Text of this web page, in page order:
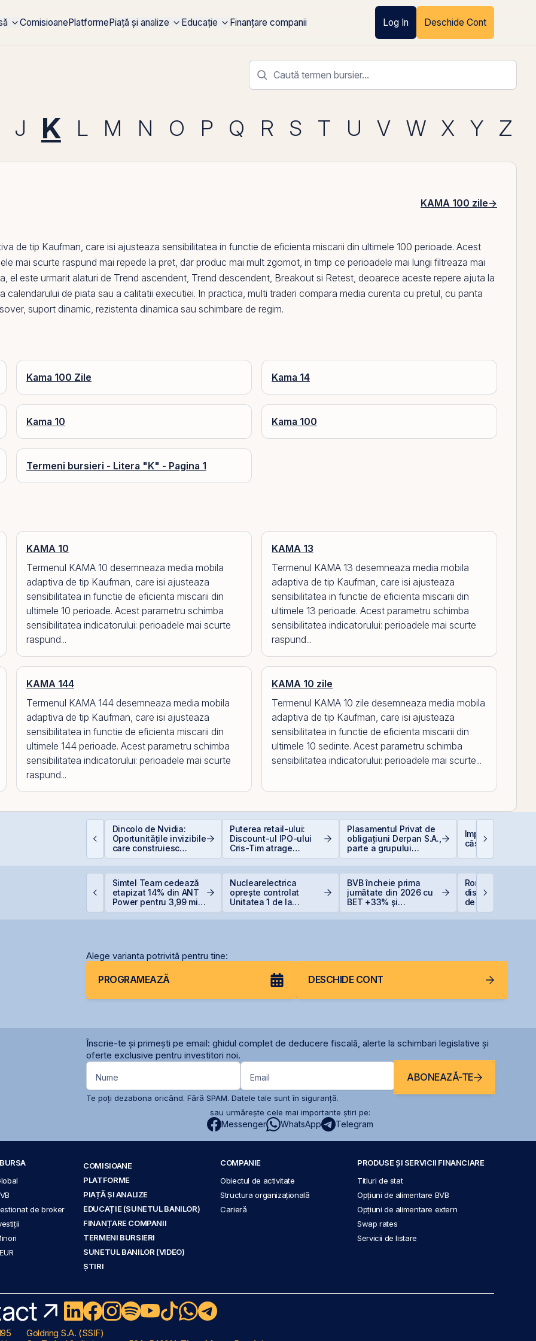
ComisioanePlatformePiață și analize Educație Finanțare companii Log In Deschide Cont
J K L M N O P Q R S T U V W X Y Z
KAMA 100 zile→
de tip Kaufman, care isi ajusteaza sensibilitatea in functie de eficienta miscarii din ultimele 100 perioade. Acest
mai scurte raspund mai repede la pret, dar produc mai mult zgomot, in timp ce perioadele mai lungi filtreaza mai
el este urmarit alaturi de Trend ascendent, Trend descendent, Breakout si Retest, deoarece aceste repere ajuta la
calendarului de piata sau a calitatii executiei. In practica, multi traderi compara media curenta cu pretul, cu panta
suport dinamic, rezistenta dinamica sau schimbare de regim.
Kama 100 Zile Kama 14
Kama 10 Kama 100
Termeni bursieri - Litera "K" - Pagina 1
KAMA 10
Termenul KAMA 10 desemneaza media mobila
adaptiva de tip Kaufman, care isi ajusteaza
sensibilitatea in functie de eficienta miscarii din
ultimele 10 perioade. Acest parametru schimba
sensibilitatea indicatorului: perioadele mai scurte
raspund...
KAMA 13
Termenul KAMA 13 desemneaza media mobila
adaptiva de tip Kaufman, care isi ajusteaza
sensibilitatea in functie de eficienta miscarii din
ultimele 13 perioade. Acest parametru schimba
sensibilitatea indicatorului: perioadele mai scurte
raspund...
KAMA 144
Termenul KAMA 144 desemneaza media mobila
adaptiva de tip Kaufman, care isi ajusteaza
sensibilitatea in functie de eficienta miscarii din
ultimele 144 perioade. Acest parametru schimba
sensibilitatea indicatorului: perioadele mai scurte
raspund...
KAMA 10 zile
Termenul KAMA 10 zile desemneaza media mobila
adaptiva de tip Kaufman, care isi ajusteaza
sensibilitatea in functie de eficienta miscarii din
ultimele 10 sedinte. Acest parametru schimba
sensibilitatea indicatorului: perioadele mai scurte...
sunt și banii se găsesc
Dincolo de Nvidia:
Oportunitățile invizibile
care construiesc
viitorul AI
Puterea retail-ului:
Discount-ul IPO-ului
Cris-Tim atrage
subscrieri de peste 2
a companiei
Plasamentul Privat de
obligațiuni Derpan S.A.,
parte a grupului
Golden Foods Snacks,
Impozitarea
câștigurilor la
Simtel Team cedează
etapizat 14% din ANT
Power pentru 3,99 mil.
Nuclearelectrica
oprește controlat
Unitatea 1 de la
BVB încheie prima
jumătate din 2026 cu
BET +33% și
România începe
discuțiile cu
de rating pentru
menținerea
Alege varianta potrivită pentru tine:
PROGRAMEAZĂ DESCHIDE CONT
Înscrie-te și primești pe email: ghidul complet de deducere fiscală, alerte la schimbari legislative și
oferte exclusive pentru investitori noi.
Nume Email ABONEAZĂ-TE
Te poți dezabona oricând. Fără SPAM. Datele tale sunt în siguranță.
sau urmărește cele mai importante știri pe:
Messenger WhatsApp Telegram
de broker
COMISIOANE
PLATFORME
PIAȚĂ ȘI ANALIZE
EDUCAȚIE (SUNETUL BANILOR)
FINANȚARE COMPANII
TERMENI BURSIERI
SUNETUL BANILOR (VIDEO)
ȘTIRI
COMPANIE
Obiectul de activitate
Structura organizațională
Carieră
PRODUSE ȘI SERVICII FINANCIARE
Titluri de stat
Opțiuni de alimentare BVB
Opțiuni de alimentare extern
Swap rates
Servicii de listare
Goldring S.A. (SSIF)